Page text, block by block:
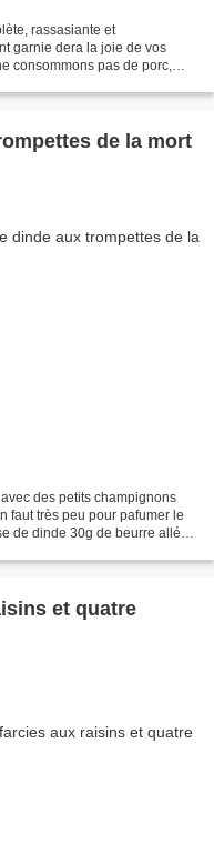
rassasiante et
garnie dera la joie de vos
consommons pas de porc,
de la mort
des petits champignons
faut très peu pour pafumer le
de dinde 30g de beurre allégé
et quatre